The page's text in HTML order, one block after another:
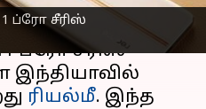
ப்ரோ சீரிஸ்
ப்ரோ சீரிஸ்
இந்தியாவில்
ரியல்மீ. இந்த